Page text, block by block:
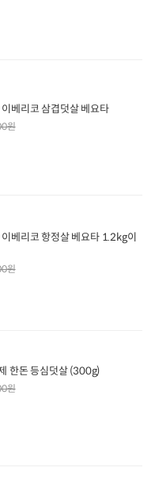
베리코 삼겹덧살 베요타
원
베리코 항정살 베요타 1.2kg이
원
한돈 등심덧살 (300g)
원